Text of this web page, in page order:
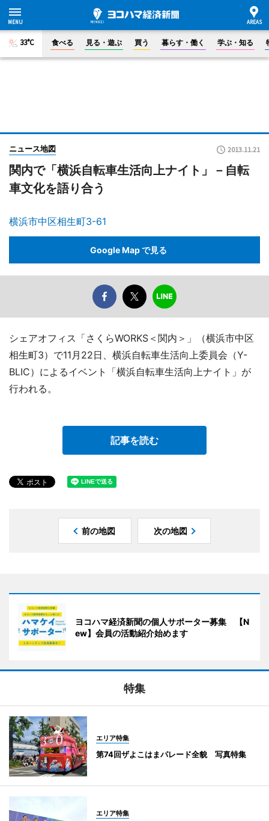
33°C 食べる 見る・遊ぶ 買う 暮らす・働く 学ぶ・知る
ニュース地図 2013.11.21
関内で「横浜自転車生活向上ナイト」－自転
車文化を語り合う
横浜市中区相生町3-61
Google Map で見る
シェアオフィス「さくらWORKS＜関内＞」（横浜市中区
相生町3）で11月22日、横浜自転車生活向上委員会（Y-
BLIC）によるイベント「横浜自転車生活向上ナイト」が
行われる。
記事を読む
前の地図 次の地図
ヨコハマ経済新聞の個人サポーター募集 【N
ew】会員の活動紹介始めます
特集
エリア特集
第74回ザよこはまパレード全貌 写真特集
エリア特集